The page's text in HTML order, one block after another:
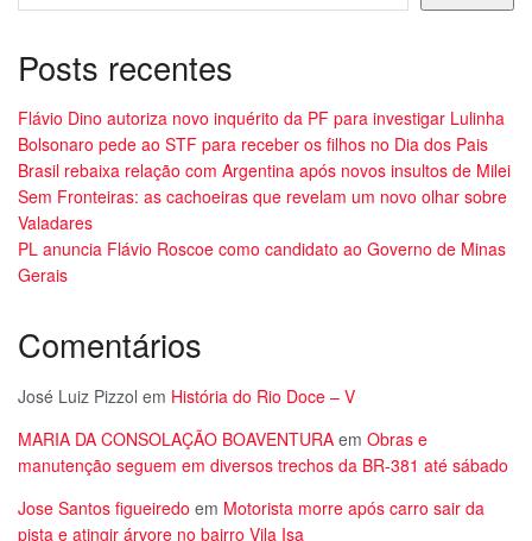
Posts recentes
Flávio Dino autoriza novo inquérito da PF para investigar Lulinha
Bolsonaro pede ao STF para receber os filhos no Dia dos Pais
Brasil rebaixa relação com Argentina após novos insultos de Milei
Sem Fronteiras: as cachoeiras que revelam um novo olhar sobre
Valadares
PL anuncia Flávio Roscoe como candidato ao Governo de Minas
Gerais
Comentários
José Luiz Pizzol em História do Rio Doce – V
MARIA DA CONSOLAÇÃO BOAVENTURA em Obras e
manutenção seguem em diversos trechos da BR-381 até sábado
Jose Santos figueiredo em Motorista morre após carro sair da
pista e atingir árvore no bairro Vila Isa